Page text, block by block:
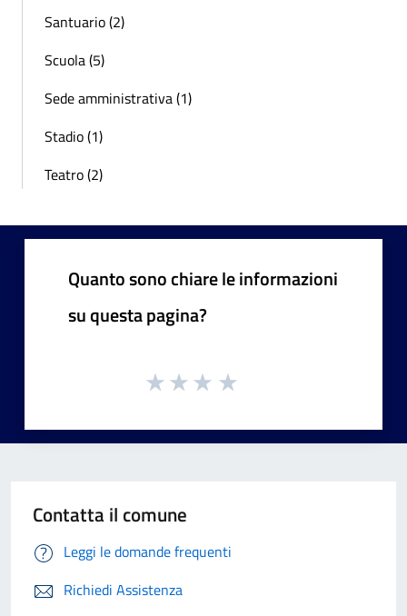
Santuario (2)
Scuola (5)
Sede amministrativa (1)
Stadio (1)
Teatro (2)
Quanto sono chiare le informazioni
su questa pagina?
Contatta il comune
Leggi le domande frequenti
Richiedi Assistenza